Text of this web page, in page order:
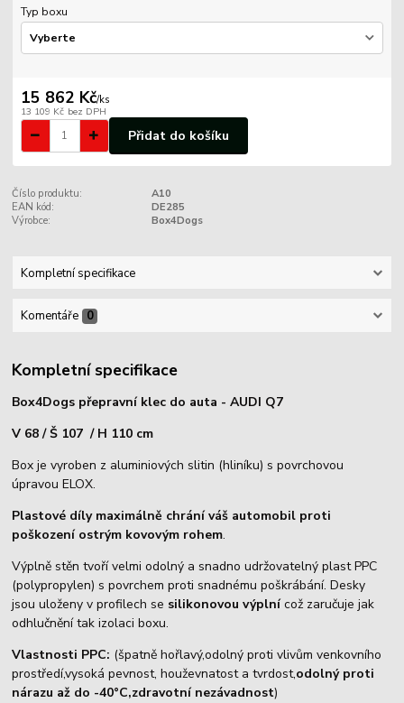
Typ boxu
15 862 Kč/ks
13 109 Kč bez DPH
Přidat do košíku
Číslo produktu:
A10
EAN kód:
DE285
Výrobce:
Box4Dogs
Kompletní specifikace
Komentáře 0
Kompletní specifikace
Box4Dogs přepravní klec do auta - AUDI Q7
V 68 / Š 107 / H 110 cm
Box je vyroben z aluminiových slitin (hliníku) s povrchovou
úpravou ELOX.
Plastové díly maximálně chrání váš automobil proti
poškození ostrým kovovým rohem.
Výplně stěn tvoří velmi odolný a snadno udržovatelný plast PPC
(polypropylen) s povrchem proti snadnému poškrábání. Desky
jsou uloženy v profilech se silikonovou výplnícož zaručuje jak
odhlučnění tak izolaci boxu.
Vlastnosti PPC: (špatně hořlavý,odolný proti vlivům venkovního
prostředí,vysoká pevnost, houževnatost a tvrdost,odolný proti
nárazu až do -40°C,zdravotní nezávadnost)